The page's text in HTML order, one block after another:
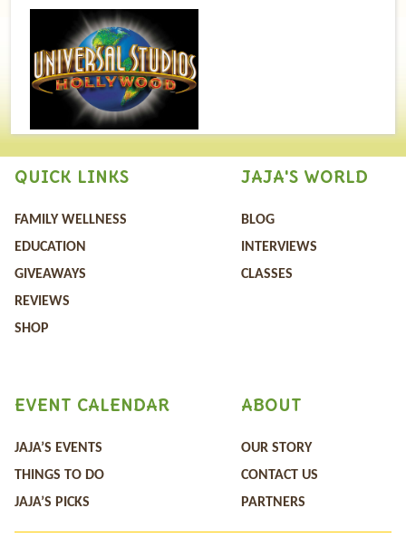
QUICK LINKS
FAMILY WELLNESS
EDUCATION
GIVEAWAYS
REVIEWS
SHOP
JAJA'S WORLD
BLOG
INTERVIEWS
CLASSES
ABOUT
OUR STORY
CONTACT US
PARTNERS
EVENT CALENDAR
JAJA’S EVENTS
THINGS TO DO
JAJA’S PICKS